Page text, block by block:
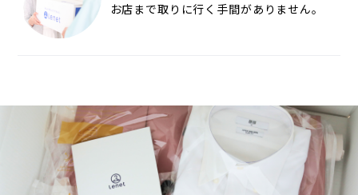
お店まで取りに行く手間がありません。